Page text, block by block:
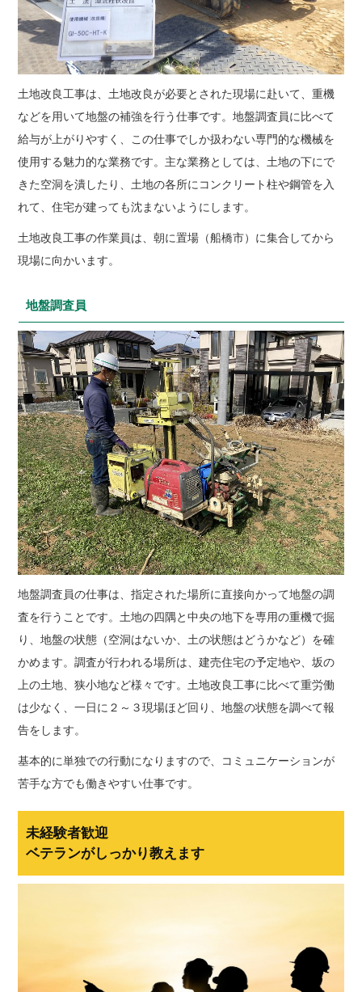
土地改良工事は、土地改良が必要とされた現場に赴いて、重機
などを用いて地盤の補強を行う仕事です。地盤調査員に比べて
給与が上がりやすく、この仕事でしか扱わない専門的な機械を
使用する魅力的な業務です。主な業務としては、土地の下にで
きた空洞を潰したり、土地の各所にコンクリート柱や鋼管を入
れて、住宅が建っても沈まないようにします。
土地改良工事の作業員は、朝に置場（船橋市）に集合してから
現場に向かいます。
地盤調査員
地盤調査員の仕事は、指定された場所に直接向かって地盤の調
査を行うことです。土地の四隅と中央の地下を専用の重機で掘
り、地盤の状態（空洞はないか、土の状態はどうかなど）を確
かめます。調査が行われる場所は、建売住宅の予定地や、坂の
上の土地、狭小地など様々です。土地改良工事に比べて重労働
は少なく、一日に２～３現場ほど回り、地盤の状態を調べて報
告をします。
基本的に単独での行動になりますので、コミュニケーションが
苦手な方でも働きやすい仕事です。
未経験者歓迎
ベテランがしっかり教えます